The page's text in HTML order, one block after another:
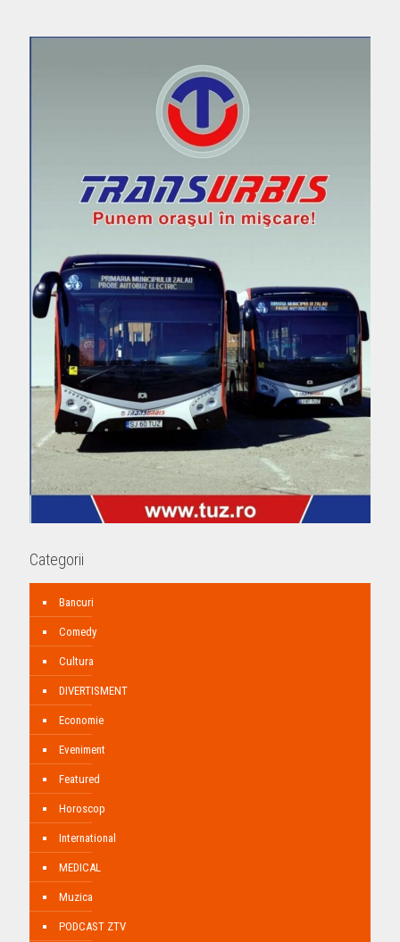
Categorii
Bancuri
Comedy
Cultura
DIVERTISMENT
Economie
Eveniment
Featured
Horoscop
International
MEDICAL
Muzica
PODCAST ZTV